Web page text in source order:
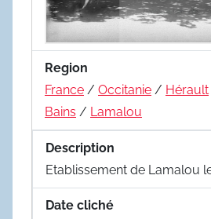
Region
France / Occitanie / Hérault
Bains / Lamalou
Description
Etablissement de Lamalou
Date cliché